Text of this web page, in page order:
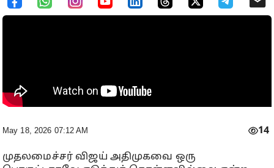
May 18, 2026 07:12 AM 14
முதலமைச்சர் விஜய் அதிமுகவை ஒரு